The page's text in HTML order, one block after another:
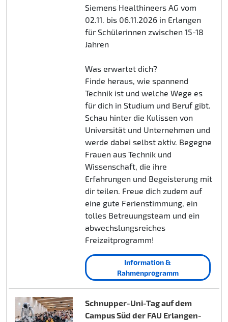
Siemens Healthineers AG vom
02.11. bis 06.11.2026 in Erlangen
für Schülerinnen zwischen 15-18
Jahren
Was erwartet dich?
Finde heraus, wie spannend
Technik ist und welche Wege es
für dich in Studium und Beruf gibt.
Schau hinter die Kulissen von
Universität und Unternehmen und
werde dabei selbst aktiv. Begegne
Frauen aus Technik und
Wissenschaft, die ihre
Erfahrungen und Begeisterung mit
dir teilen. Freue dich zudem auf
eine gute Ferienstimmung, ein
tolles Betreuungsteam und ein
abwechslungsreiches
Freizeitprogramm!
Information &
Rahmenprogramm
Schnupper-Uni-Tag auf dem
Campus Süd der FAU Erlangen-